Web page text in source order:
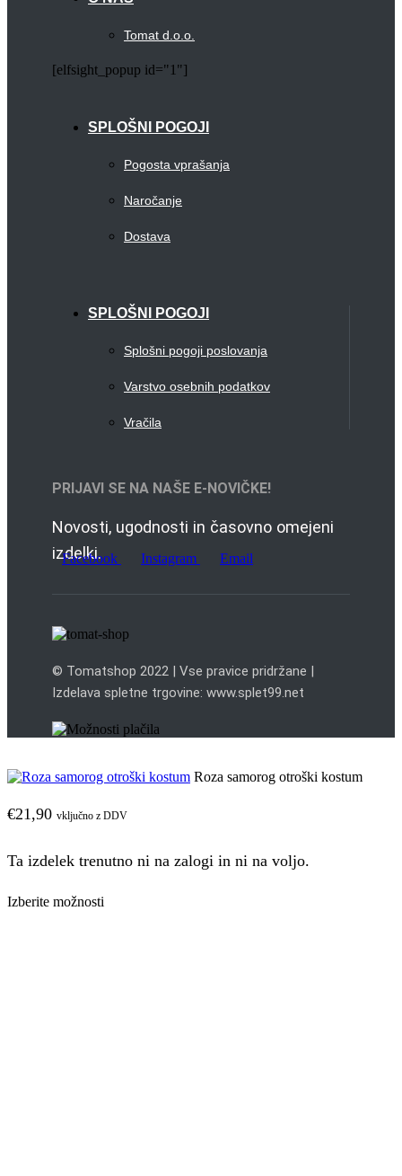
Tomat d.o.o.
[elfsight_popup id="1"]
SPLOŠNI POGOJI
Pogosta vprašanja
Naročanje
Dostava
SPLOŠNI POGOJI
Splošni pogoji poslovanja
Varstvo osebnih podatkov
Vračila
PRIJAVI SE NA NAŠE E-NOVIČKE!
Novosti, ugodnosti in časovno omejeni
izdelki.
Facebook Instagram Email
© Tomatshop 2022 | Vse pravice pridržane |
Izdelava spletne trgovine: www.splet99.net
Roza samorog otroški kostum
€21,90 vključno z DDV
Ta izdelek trenutno ni na zalogi in ni na voljo.
Izberite možnosti